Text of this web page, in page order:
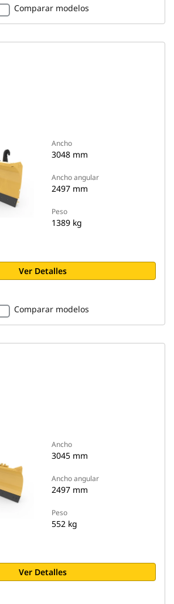
Comparar modelos
Ancho
3048 mm
Ancho angular
2497 mm
Peso
1389 kg
Ver Detalles
Comparar modelos
Ancho
3045 mm
Ancho angular
2497 mm
Peso
552 kg
Ver Detalles